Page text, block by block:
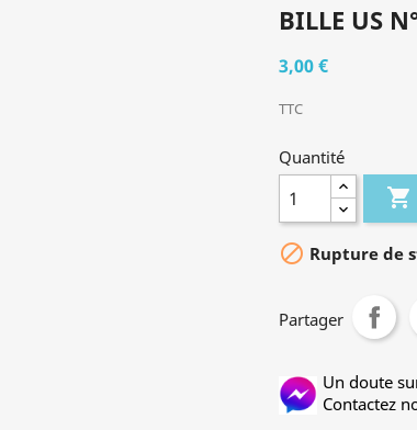
BILLE US
3,00 €
TTC
Quantité

 Rupture de
Partager
Un doute
Contactez